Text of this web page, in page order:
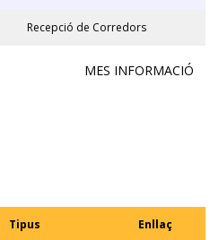
Recepció de Corredors
MES INFORMACIÓ
Tipus Enllaç